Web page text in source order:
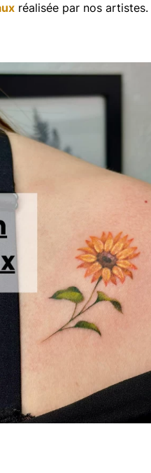
réalisée par nos artistes.